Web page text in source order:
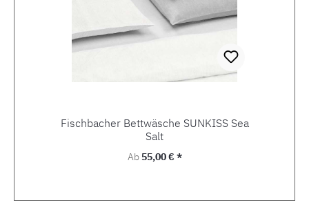
Fischbacher Bettwäsche SUNKISS Sea
Salt
Regulärer Preis:
Ab 55,00 € *